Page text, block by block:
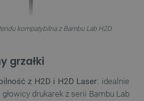
kompatybilna z Bambu Lab H2D.
grzałki
z H2D i H2D Laser: idealnie
drukarek z serii Bambu Lab